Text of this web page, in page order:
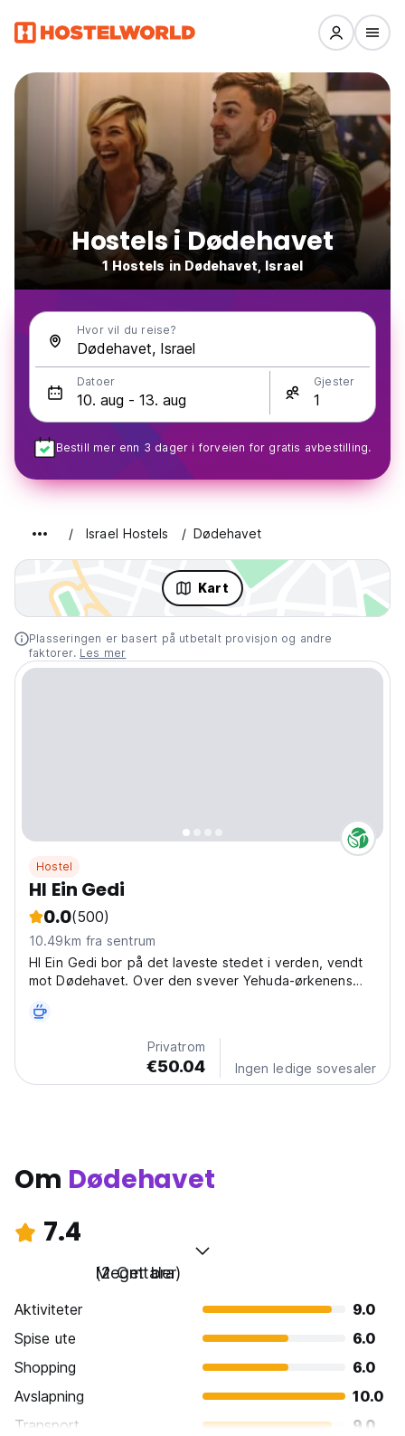
Hostels i Dødehavet
1 Hostels in Dødehavet, Israel
Hvor vil du reise?
Datoer Gjester
Bestill mer enn 3 dager i forveien for gratis avbestilling.
Israel Hostels Dødehavet
Kart
Plasseringen er basert på utbetalt provisjon og andre
faktorer. Les mer
Hostel
HI Ein Gedi
0.0(500)
10.49km fra sentrum
HI Ein Gedi bor på det laveste stedet i verden, vendt
mot Dødehavet. Over den svever Yehuda-ørkenens
Privatrom
€50.04 Ingen ledige sovesaler
Om Dødehavet
7.4
Meget bra
(2 Omtaler)
Aktiviteter
9.0
Spise ute
6.0
Shopping
6.0
Avslapning
10.0
Transport
9.0